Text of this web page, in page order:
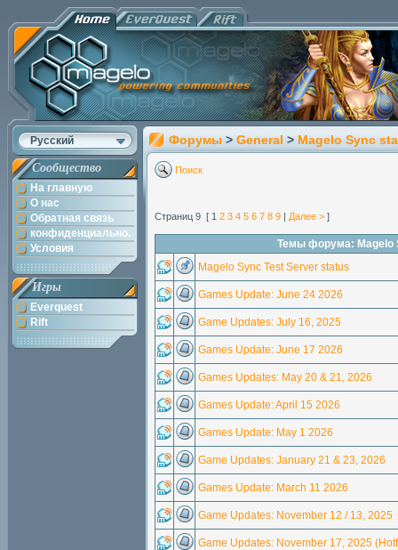
Русский
Сообщество
На главную
О нас
Обратная связь
конфиденциально.
Условия
Игры
Everquest
Rift
Форумы > General > Magelo Sync
Поиск
Страниц 9 [ 1 2 3 4 5 6 7 8 9 | Далее > ]
Темы форума: Magelo
Magelo Sync Test Server status
Games Update: June 24 2026
Game Updates: July 16, 2025
Games Update: June 17 2026
Games Updates: May 20 & 21, 2026
Games Update: April 15 2026
Games Update: May 1 2026
Game Updates: January 21 & 23, 2026
Games Update: March 11 2026
Game Updates: November 12 / 13, 2025
Game Updates: November 17, 2025